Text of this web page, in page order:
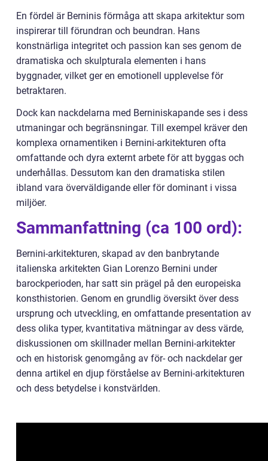
En fördel är Berninis förmåga att skapa arkitektur som
inspirerar till förundran och beundran. Hans
konstnärliga integritet och passion kan ses genom de
dramatiska och skulpturala elementen i hans
byggnader, vilket ger en emotionell upplevelse för
betraktaren.
Dock kan nackdelarna med Berniniskapande ses i dess
utmaningar och begränsningar. Till exempel kräver den
komplexa ornamentiken i Bernini-arkitekturen ofta
omfattande och dyra externt arbete för att byggas och
underhållas. Dessutom kan den dramatiska stilen
ibland vara överväldigande eller för dominant i vissa
miljöer.
Sammanfattning (ca 100 ord):
Bernini-arkitekturen, skapad av den banbrytande
italienska arkitekten Gian Lorenzo Bernini under
barockperioden, har satt sin prägel på den europeiska
konsthistorien. Genom en grundlig översikt över dess
ursprung och utveckling, en omfattande presentation av
dess olika typer, kvantitativa mätningar av dess värde,
diskussionen om skillnader mellan Bernini-arkitekter
och en historisk genomgång av för- och nackdelar ger
denna artikel en djup förståelse av Bernini-arkitekturen
och dess betydelse i konstvärlden.